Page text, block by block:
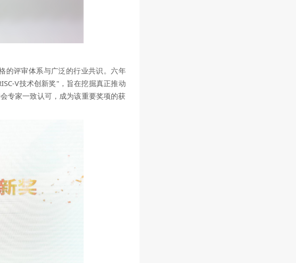
的评审体系与广泛的行业共识。六年
V技术创新奖"，旨在挖掘真正推动
专家一致认可，成为该重要奖项的获